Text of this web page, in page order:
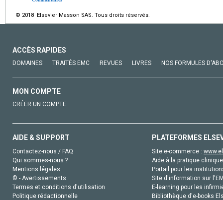
© 2018 Elsevier Masson SAS. Tous droits réservés.
ACCÈS RAPIDES
DOMAINES TRAITÉS EMC REVUES LIVRES NOS FORMULES
MON COMPTE
CRÉER UN COMPTE
AIDE & SUPPORT
Contactez-nous / FAQ
Qui sommes-nous ?
Mentions légales
© - Avertissements
Termes et conditions d'utilisation
Politique rédactionnelle
PLATEFORMES
Site e-commerce :
Aide à la pratique
Portail pour les
Site d'information sur
E-learning pour les
Bibliothèque d'e-books